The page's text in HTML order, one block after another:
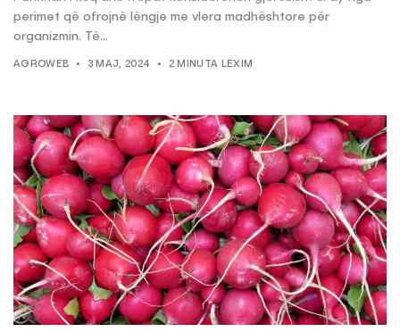
perimet që ofrojnë lëngje me vlera madhështore për
organizmin. Të...
AGROWEB 3 MAJ, 2024 2 MINUTA LEXIM